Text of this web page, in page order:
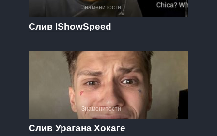
Знаменитости
Слив IShowSpeed
Знаменитости
Слив Урагана Хокаге